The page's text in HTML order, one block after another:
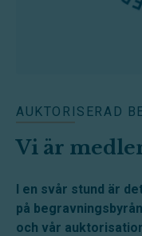
AUKTORISERAD
Vi är
I en svår stund är
på
och vår